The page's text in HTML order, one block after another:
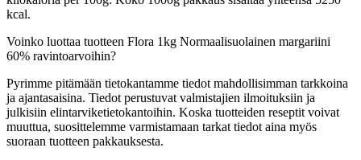
kcal.
Voinko luottaa tuotteen Flora 1kg Normaalisuolainen margariini
60% ravintoarvoihin?
Pyrimme pitämään tietokantamme tiedot mahdollisimman tarkkoina
ja ajantasaisina. Tiedot perustuvat valmistajien ilmoituksiin ja
julkisiin elintarviketietokantoihin. Koska tuotteiden reseptit voivat
muuttua, suosittelemme varmistamaan tarkat tiedot aina myös
suoraan tuotteen pakkauksesta.